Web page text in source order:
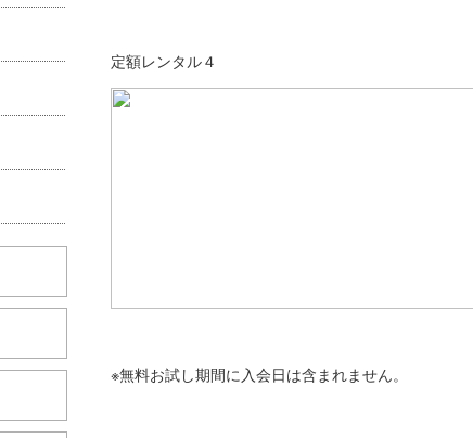
定額レンタル４
※無料お試し期間に入会日は含まれません。